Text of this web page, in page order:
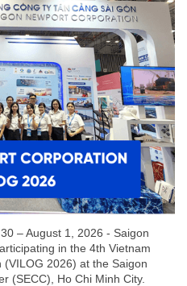
– August 1, 2026 - Saigon
in the 4th Vietnam
2026) at the Saigon
(SECC), Ho Chi Minh City.